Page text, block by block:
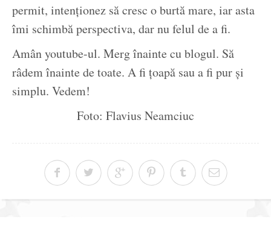
permit, intenționez să cresc o burtă mare, iar asta
îmi schimbă perspectiva, dar nu felul de a fi.
Amân youtube-ul. Merg înainte cu blogul. Să
râdem înainte de toate. A fi țoapă sau a fi pur și
simplu. Vedem!
Foto: Flavius Neamciuc